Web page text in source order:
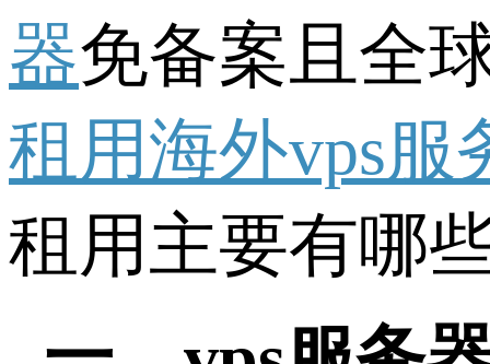
器免备案且全
租用海外vps服
租用主要有哪